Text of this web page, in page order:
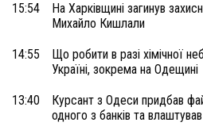
15:54
На Харківщині загинув
Михайло Кишлали
14:55
Що робити в разі хімічної
Україні, зокрема на Одещині
13:40
Курсант з Одеси придбав
одного з банків та